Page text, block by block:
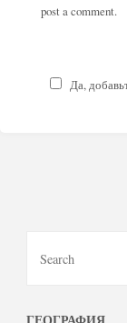
post a comment.
Да,